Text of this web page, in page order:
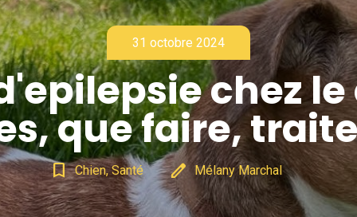
31 octobre 2024
chez
que faire,
bookmark_border Chien, Santé edit Mélany Marchal